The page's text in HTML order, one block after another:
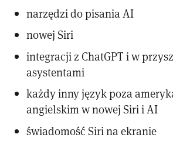
narzędzi do pisania AI
nowej Siri
integracji z ChatGPT i w
asystentami
każdy inny język poza
angielskim w nowej Siri i AI
świadomość Siri na ekranie